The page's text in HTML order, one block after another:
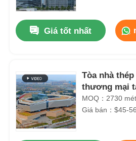
Nhà
Sản phẩm
Giá tốt nhất
Tòa nhà
thương mại
MOQ：2730
Giá bán：$45-